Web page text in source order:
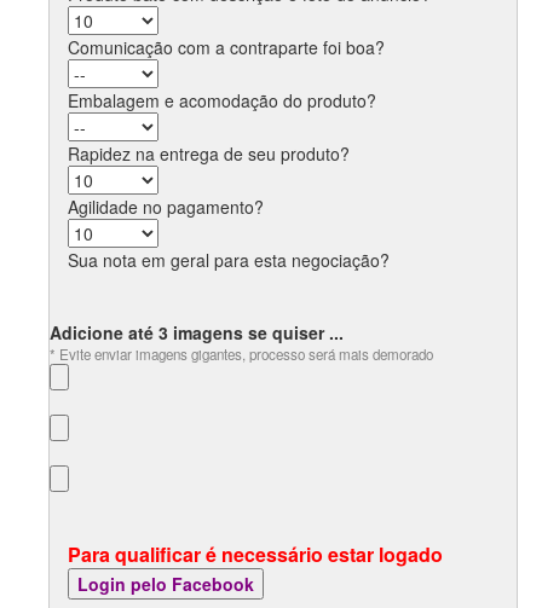
Comunicação com a contraparte foi boa?
Embalagem e acomodação do produto?
Rapidez na entrega de seu produto?
Agilidade no pagamento?
Sua nota em geral para esta negociação?
Adicione até 3 imagens se quiser ...
* Evite enviar imagens gigantes, processo será mais demorado
Para qualificar é necessário estar logado